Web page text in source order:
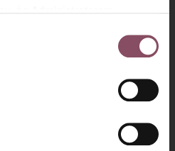
14/15 więcej
danych osobowych oraz
Polityce
niewielkiej ilości zimnej wody.
tylko do rozpuszczenia (nie